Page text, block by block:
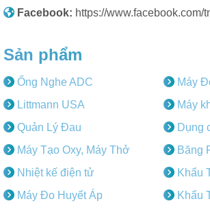
Facebook: https://www.facebook.com/
Sản phẩm
Ống Nghe ADC
Littmann USA
Quản Lý Đau
Máy Tạo Oxy, Máy Thở
Nhiệt kế điện tử
Máy Đo Huyết Áp
Máy
Máy
Dụng
Băng
Khẩu
Khẩu